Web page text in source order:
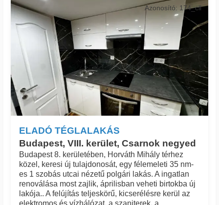
ELADÓ TÉGLALAKÁS
Budapest, VIII. kerület, Csarnok negyed
Azonosító: 174_cll
Budapest 8. kerületében, Horváth Mihály térhez
közel, keresi új tulajdonosát, egy félemeleti 35 nm-
es 1 szobás utcai nézetű polgári lakás. A ingatlan
renoválása most zajlik, áprilisban veheti birtokba új
lakója.. A felújítás teljeskörű, kicserélésre kerül az